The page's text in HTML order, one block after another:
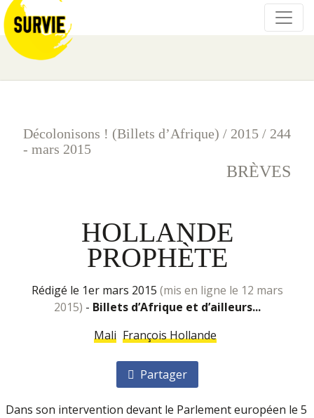
Décolonisons ! (Billets d’Afrique) / 2015 / 244
- mars 2015
BRÈVES
HOLLANDE
PROPHÈTE
rédigé le 1er mars 2015 (mis en ligne le 12 mars
2015) - Billets d’Afrique et d’ailleurs...
Mali François Hollande
Partager
Dans son intervention devant le Parlement européen le 5